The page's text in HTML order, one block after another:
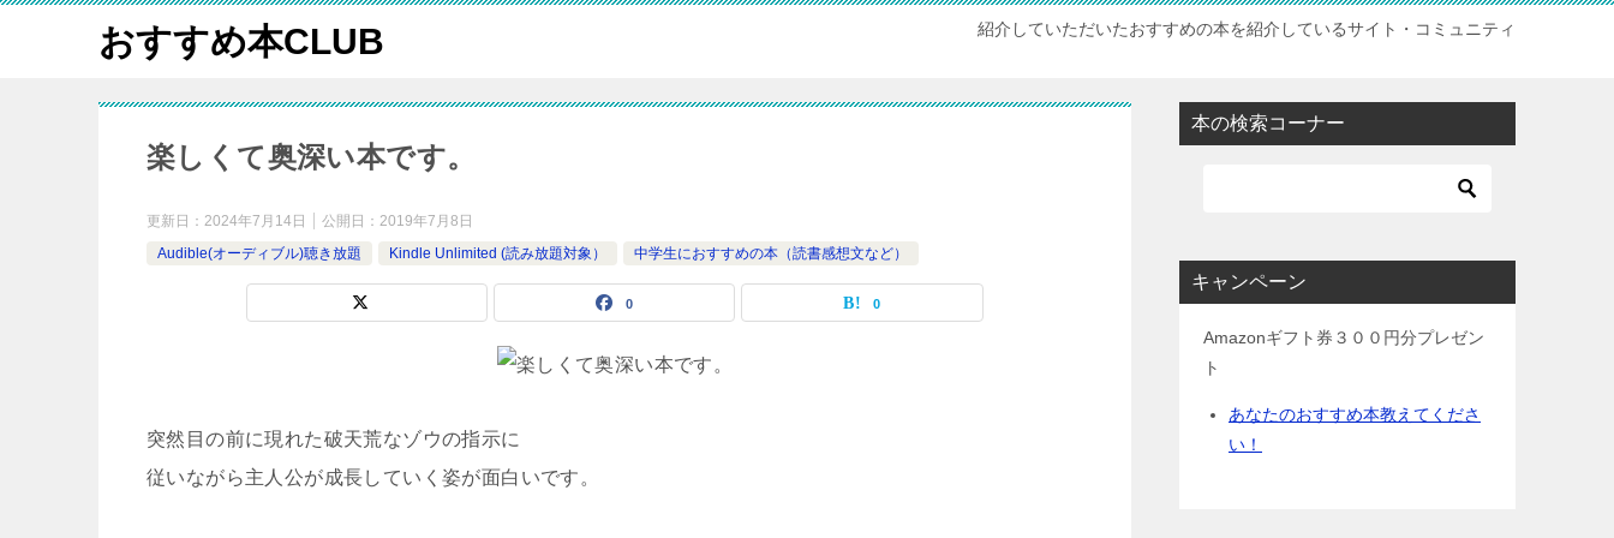
おすすめ本CLUB 紹介していただいたおすすめの本を紹介しているサイト・コミュニティ
楽しくて奥深い本です。
更新日： 2024年7月14日 公開日： 2019年7月8日
Audible(オーディブル)聴き放題
Kindle Unlimited (読み放題対象） 中学生におすすめの本（読書感想文など）
0 0
突然目の前に現れた破天荒なゾウの指示に
従いながら主人公が成長していく姿が面白いです。
本の検索コーナー
キャンペーン
Amazonギフト券３００円分プレゼン
ト
あなたのおすすめ本教えてくださ
い！